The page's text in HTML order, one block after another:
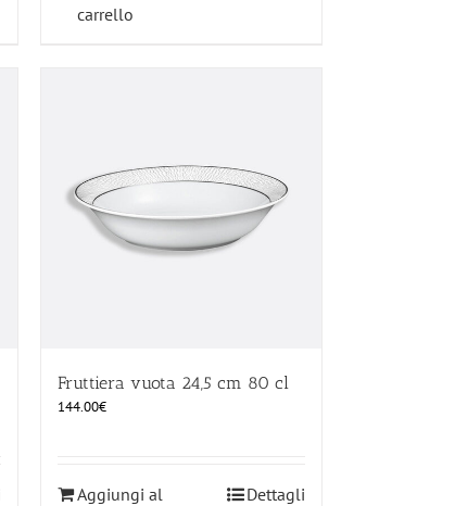
carrello
Fruttiera vuota 24,5 cm 80 cl
144.00€
Aggiungi al
Dettagli